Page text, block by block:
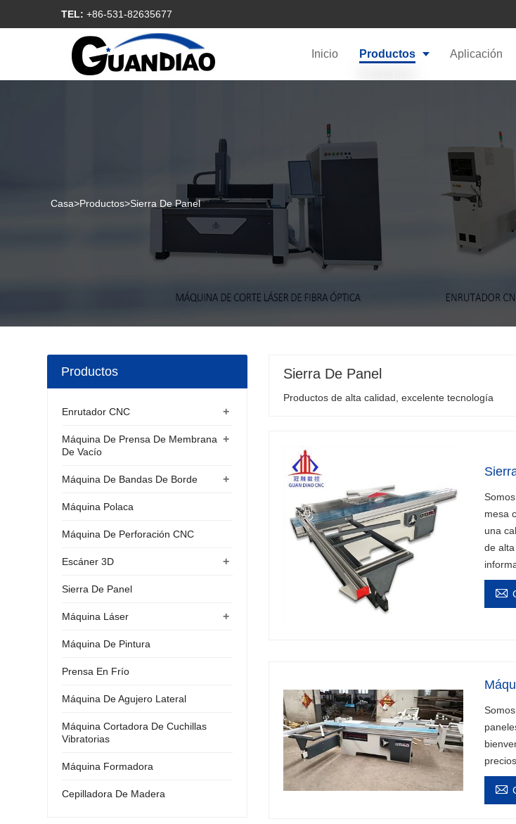
TEL: +86-531-82635677
Inicio Productos Aplicación
Casa>Productos>Sierra De Panel
Sierra De Panel
Productos de alta calidad, excelente tecnología
mesa
una
de


Productos
+
Enrutador CNC
+
Máquina De Prensa De Membrana
De Vacío
+
Máquina De Bandas De Borde
Máquina Polaca
Máquina De Perforación CNC
+
Escáner 3D
Sierra De Panel
+
Máquina Láser
Máquina De Pintura
Prensa En Frío
Máquina De Agujero Lateral
Máquina Cortadora De Cuchillas
Vibratorias
Máquina Formadora
Cepilladora De Madera